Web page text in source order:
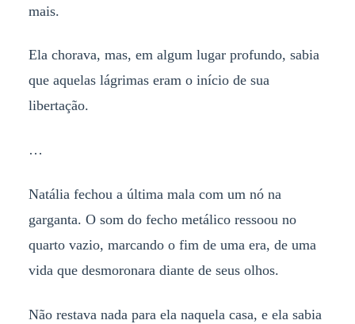
mais.
Ela chorava, mas, em algum lugar profundo, sabia
que aquelas lágrimas eram o início de sua
libertação.
…
Natália fechou a última mala com um nó na
garganta. O som do fecho metálico ressoou no
quarto vazio, marcando o fim de uma era, de uma
vida que desmoronara diante de seus olhos.
Não restava nada para ela naquela casa, e ela sabia